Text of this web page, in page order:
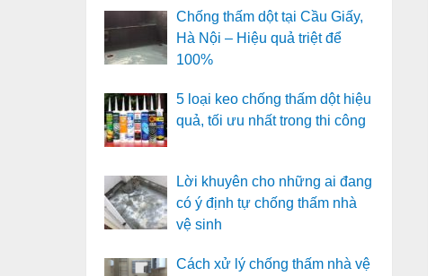
Chống thấm dột tại Cầu Giấy,
Hà Nội – Hiệu quả triệt để
100%
5 loại keo chống thấm dột hiệu
quả, tối ưu nhất trong thi công
Lời khuyên cho những ai đang
có ý định tự chống thấm nhà
vệ sinh
Cách xử lý chống thấm nhà vệ